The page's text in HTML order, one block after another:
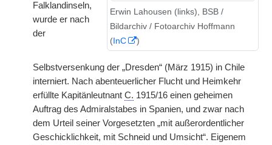
Erwin Lahousen (links), BSB /
Bildarchiv / Fotoarchiv Hoffmann
(InC )
Falklandinseln,
wurde er nach
der
Selbstversenkung der „Dresden“ (März 1915) in Chile
interniert. Nach abenteuerlicher Flucht und Heimkehr
erfüllte Kapitänleutnant C. 1915/16 einen geheimen
Auftrag des Admiralstabes in Spanien, und zwar nach
dem Urteil seiner Vorgesetzten „mit außerordentlicher
Geschicklichkeit, mit Schneid und Umsicht“. Eigenem